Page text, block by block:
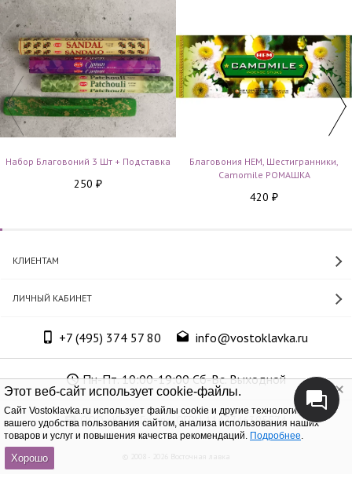
Этот веб-сайт использует cookie-файлы.
Cайт Vostoklavka.ru использует файлы cookie и другие технологии для
вашего удобства пользования сайтом, анализа использования наших
товаров и услуг и повышения качества рекомендаций. Подробнее.
Хорошо
Набор Благовоний 3 Шт + Подставка
250 ₽
Благовония HEM, Шестигранники,
Camomile РОМАШКА
420 ₽
КЛИЕНТАМ
ЛИЧНЫЙ КАБИНЕТ
+7 (495) 374 57 80 info@vostoklavka.ru
Пн-Пт. 10:00-19:00 Сб-Вс. Выходной
ООО «Юнит Групп», ОГРН 1147746305574